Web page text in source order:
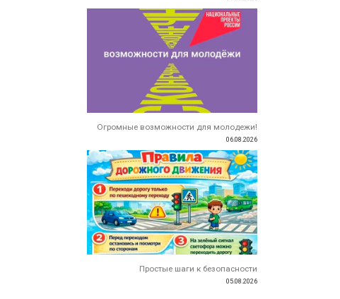
Огромные возможности для молодежи!
06.08.2026
Простые шаги к безопасности
05.08.2026